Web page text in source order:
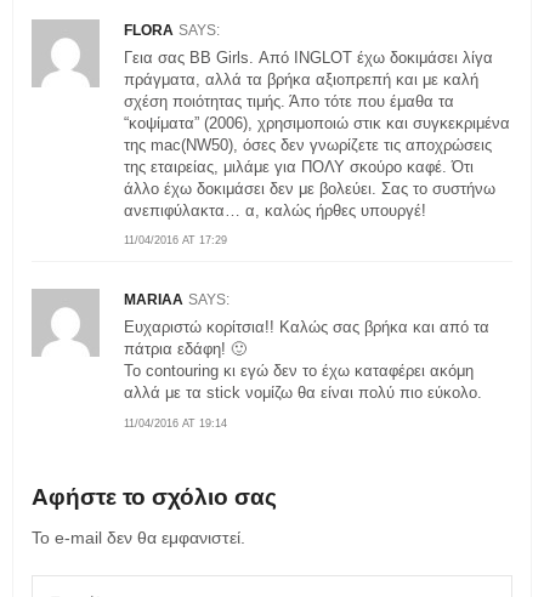
FLORA SAYS:
11/04/2016 AT 17:29
Γεια σας ΒΒ Girls. Από INGLOT έχω δοκιμάσει λίγα
πράγματα, αλλά τα βρήκα αξιοπρεπή και με καλή
σχέση ποιότητας τιμής. Άπο τότε που έμαθα τα
“κοψίματα” (2006), χρησιμοποιώ στικ και συγκεκριμένα
της mac(NW50), όσες δεν γνωρίζετε τις αποχρώσεις
της εταιρείας, μιλάμε για ΠΟΛΥ σκούρο καφέ. Ότι
άλλο έχω δοκιμάσει δεν με βολεύει. Σας το συστήνω
ανεπιφύλακτα… α, καλώς ήρθες υπουργέ!
MARIAA SAYS:
11/04/2016 AT 19:14
Ευχαριστώ κορίτσια!! Καλώς σας βρήκα και από τα
πάτρια εδάφη! 🙂
Το contouring κι εγώ δεν το έχω καταφέρει ακόμη
αλλά με τα stick νομίζω θα είναι πολύ πιο εύκολο.
Αφήστε το σχόλιο σας
Το e-mail δεν θα εμφανιστεί.